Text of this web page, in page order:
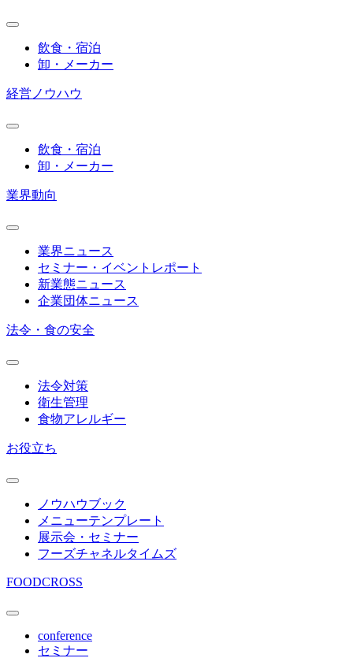
飲食・宿泊
卸・メーカー
経営ノウハウ
飲食・宿泊
卸・メーカー
業界動向
業界ニュース
セミナー・イベントレポート
新業態ニュース
企業団体ニュース
法令・食の安全
法令対策
衛生管理
食物アレルギー
お役立ち
ノウハウブック
メニューテンプレート
展示会・セミナー
フーズチャネルタイムズ
FOODCROSS
conference
セミナー